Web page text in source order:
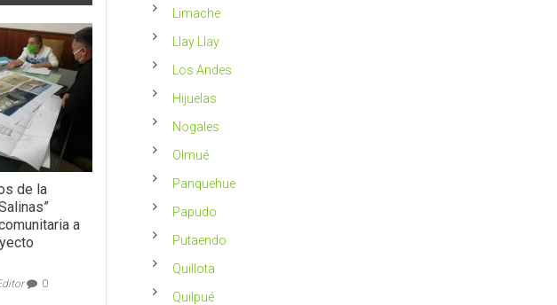
de la
a
0
Limache
Llay Llay
Los Andes
Hijuelas
Nogales
Olmué
Panquehue
Papudo
Putaendo
Quillota
Quilpué